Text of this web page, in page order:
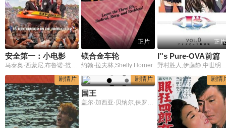
安全第一：小电影
马泰奥·西蒙尼,布鲁诺·范登·布鲁克,露丝·贝克曼斯,本·西格斯,汤姆·凡·戴克
正片
镁合金车轮
约翰·拉夫林,Shelly Horner
正片
I''s Pure-OVA前篇
野村胜人,伊藤静,中世明日香,后藤邑子,铃木菜穗子,门胁舞以,胜生真沙子,汤
剧情片
剧情片
国王
盖尔·加西亚·贝纳尔,保罗·达诺,贝尔·詹姆斯
剧情